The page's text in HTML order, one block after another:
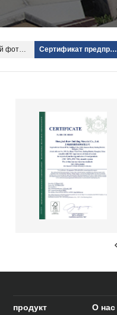
Корпоративный фотоальбом Сертификат предприятия
продукт О нас